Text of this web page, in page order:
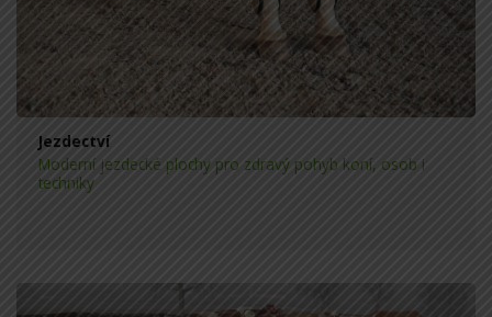
Jezdectví
Moderní jezdecké plochy pro zdravý pohyb koní, osob i
techniky